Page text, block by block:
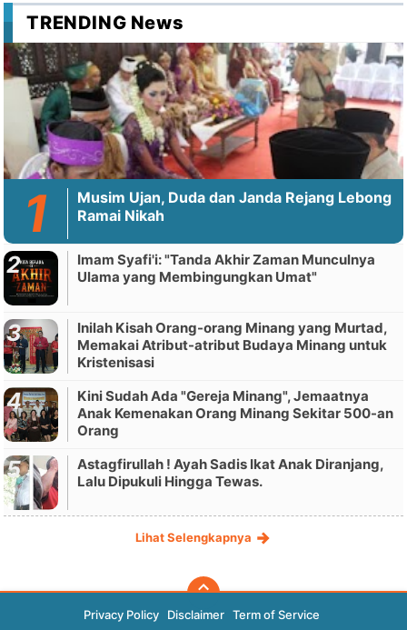
TRENDING News
Musim Ujan, Duda dan Janda Rejang Lebong
Ramai Nikah
Imam Syafi'i: "Tanda Akhir Zaman Munculnya
Ulama yang Membingungkan Umat"
Inilah Kisah Orang-orang Minang yang Murtad,
Memakai Atribut-atribut Budaya Minang untuk
Kristenisasi
Kini Sudah Ada "Gereja Minang", Jemaatnya
Anak Kemenakan Orang Minang Sekitar 500-an
Orang
Astagfirullah ! Ayah Sadis Ikat Anak Diranjang,
Lalu Dipukuli Hingga Tewas.
Lihat Selengkapnya
Privacy Policy Disclaimer Term of Service